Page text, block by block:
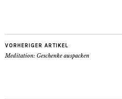
VORHERIGER ARTIKEL
Meditation: Geschenke auspacken